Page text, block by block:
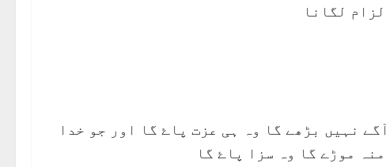
نہیں بڑھے گا وہ ہی عزت پاۓ گا اور جو خدا
موڑے گا وہ سزا پاۓ گا